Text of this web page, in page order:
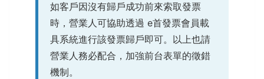
如客戶因沒有歸戶成功前來索取發票
時，營業人可協助透過 e首發票會員載
具系統進行該發票歸戶即可。以上也請
營業人務必配合，加強前台表單的徵錯
機制。